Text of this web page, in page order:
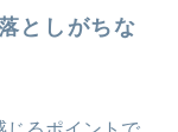
としがちな